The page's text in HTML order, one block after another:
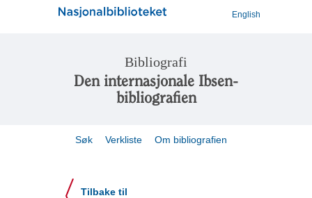
English
Bibliografi
Den internasjonale Ibsen-
bibliografien
Søk Verkliste Om bibliografien
Tilbake til